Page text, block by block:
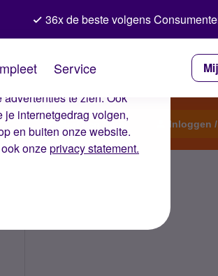
dat je ervaring op de
te zien. Ook
internetgedrag volgen,
en buiten onze website.
onzeprivacy statement.
36x de beste volgens
Service
Start een topic Inloggen